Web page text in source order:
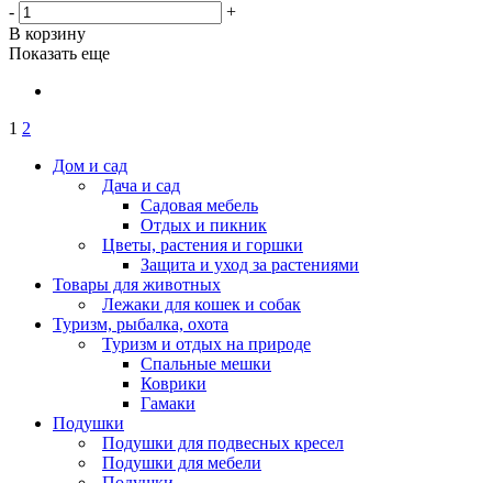
-
+
В корзину
Показать еще
1 2
Дом и сад
Дача и сад
Садовая мебель
Отдых и пикник
Цветы, растения и горшки
Защита и уход за растениями
Товары для животных
Лежаки для кошек и собак
Туризм, рыбалка, охота
Туризм и отдых на природе
Спальные мешки
Коврики
Гамаки
Подушки
Подушки для подвесных кресел
Подушки для мебели